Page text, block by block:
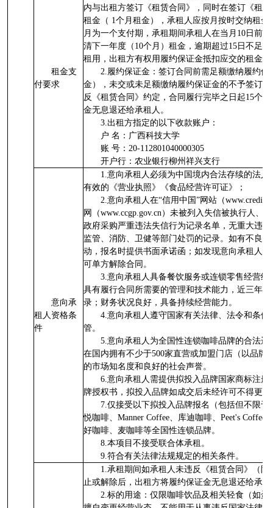
租金支
付要求
内与出租方签订《租赁合同》，同时在签订《租
租金（ 1个月租金），承租人应按月按时交纳租
月为一个支付期，承租期间承租人在当月10日前
清下一年度（10个月）租金，逾期超过15日不足
租用，出租方有权用履约保证金抵扣应交的租金
2.履约保证金：签订合同前需足额缴纳履约保
金），未交或未足额缴纳履约保证金的不予签订
反《租赁合同》约定，合同履行完毕之日起15个
金无息退还给承租人。
3.出租方指定的以下收款账户：
户 名：广西科技大学
账 号：20-112801040000305
开户行：农业银行柳州祥兴支行
意向承
租人资格条
件
1.意向承租人必须为中国境内合法存续的法
有效的《营业执照》《食品经营许可证》；
2.意向承租人在“信用中国”网站（
网（www.ccgp.gov.cn）未被列入失信被执行人、
政府采购严重违法失信行为记录名单，无重大违
监管、消防、卫健等部门处罚的记录。如有不良
动，报名时提供书面承诺函；如发现意向承租人
可单方解除合同。
3.意向承租人具备餐饮服务或连锁零售经营
具有履行合同所需要的管理和技术能力，近三年
录；财务状况良好，具备持续经营能力。
4.意向承租人遵守国家有关法律、法令和条
管。
5.意向承租人为全国性连锁咖啡品牌的合法
在国内拥有不少于500家直营或加盟门店（以品牌
的市场知名度和良好的社会声誉。
6.意向承租人需提供拟投入品牌国家商标注
牌授权书，拟投入品牌如成交后未经许可不得更换
7.仅接受以下拟投入品牌报名（包括但不限
悦咖啡、Manner Coffee、库迪咖啡、Peet's
好咖啡、麦咖啡等全国性连锁品牌。
8.本项目不接受联合体承租。
9.符合有关法律法规规定的相关条件。
1.承租期间如承租人未违反《租赁合同》（
止或解除后，出租方将履约保证金无息退还给承租
2.标的用途：仅限咖啡饮品及相关轻食（如